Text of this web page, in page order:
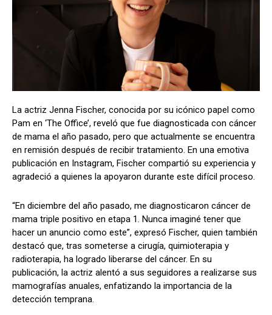
La actriz Jenna Fischer, conocida por su icónico papel como
Pam en ‘The Office’, reveló que fue diagnosticada con cáncer
de mama el año pasado, pero que actualmente se encuentra
en remisión después de recibir tratamiento. En una emotiva
publicación en Instagram, Fischer compartió su experiencia y
agradeció a quienes la apoyaron durante este difícil proceso.
“En diciembre del año pasado, me diagnosticaron cáncer de
mama triple positivo en etapa 1. Nunca imaginé tener que
hacer un anuncio como este”, expresó Fischer, quien también
destacó que, tras someterse a cirugía, quimioterapia y
radioterapia, ha logrado liberarse del cáncer. En su
publicación, la actriz alentó a sus seguidores a realizarse sus
mamografías anuales, enfatizando la importancia de la
detección temprana.